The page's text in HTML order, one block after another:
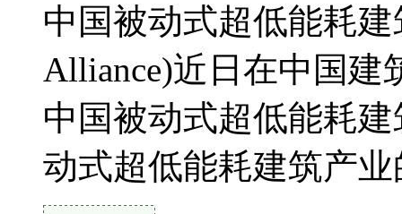
中国被动式超低能耗建
Alliance)近日在中国建
中国被动式超低能耗
动式超低能耗建筑产